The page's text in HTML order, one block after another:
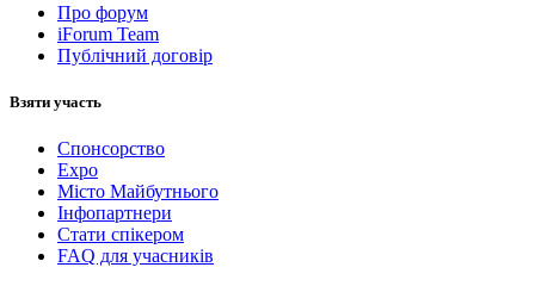
Про форум
iForum Team
Публічний договір
Взяти участь
Спонсорство
Expo
Місто Майбутнього
Інфопартнери
Стати спікером
FAQ для учасників